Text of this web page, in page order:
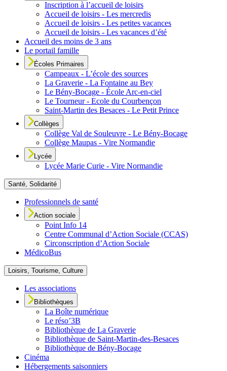
Inscription à l’accueil de loisirs
Accueil de loisirs - Les mercredis
Accueil de loisirs - Les petites vacances
Accueil de loisirs - Les vacances d’été
Accueil des moins de 3 ans
Le portail famille
Écoles Primaires
Campeaux - L’école des sources
La Graverie - La Fontaine au Bey
Le Bény-Bocage - École Arc-en-ciel
Le Tourneur - Ecole du Courbençon
Saint-Martin des Besaces - Le Petit Prince
Collèges
Collège Val de Souleuvre - Le Bény-Bocage
Collège Maupas - Vire Normandie
Lycée
Lycée Marie Curie - Vire Normandie
Santé, Solidarité
Professionnels de santé
Action sociale
Point Info 14
Centre Communal d’Action Sociale (CCAS)
Circonscription d’Action Sociale
MédicoBus
Loisirs, Tourisme, Culture
Les associations
Bibliothèques
La Boîte numérique
Le réso’3B
Bibliothèque de La Graverie
Bibliothèque de Saint-Martin-des-Besaces
Bibliothèque de Bény-Bocage
Cinéma
Hébergements saisonniers